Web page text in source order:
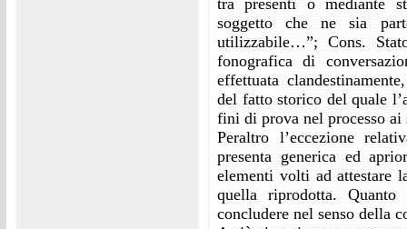
soggetto che ne sia
utilizzabile…”; Cons.
fonografica di
effettuata
del fatto storico del quale
fini di prova nel processo
Peraltro l’eccezione
presenta generica ed
elementi volti ad attestare
quella riprodotta.
concludere nel senso della